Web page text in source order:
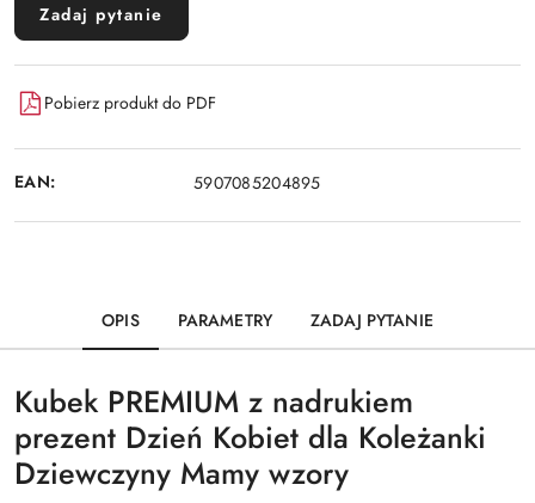
Zadaj pytanie
Pobierz produkt do PDF
EAN: 5907085204895
OPIS PARAMETRY ZADAJ PYTANIE
Kubek PREMIUM z nadrukiem
prezent Dzień Kobiet dla Koleżanki
Dziewczyny Mamy wzory